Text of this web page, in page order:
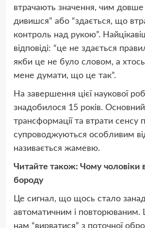
втрачають значення, чим довше
дивишся” або “здається, що
контроль над рукою”.
відповіді: “це не здається
якби це не було словом, а
мене думати, що це так”.
На завершення цієї наукової
знадобилося 15 років.
трансформації та втрати сенсу
супроводжуються особливим
називається жамевю.
Читайте також: Чому чоловіки
бороду
Це сигнал, що щось стало
автоматичним і повторюваним.
нам “вирватися” з поточної